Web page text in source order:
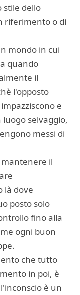
stile dello
riferimento o di
mondo in cui
quando
il
l'opposto
e
selvaggio,
messi di
il
là dove
posto solo
fino alla
ogni buon
che tutto
in poi, è
è un